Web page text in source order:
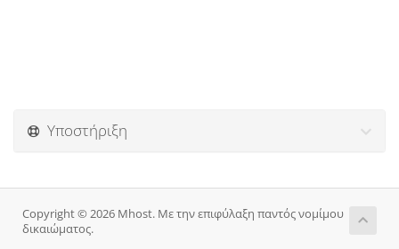
Υποστήριξη
Copyright © 2026 Mhost. Με την επιφύλαξη παντός νομίμου
δικαιώματος.